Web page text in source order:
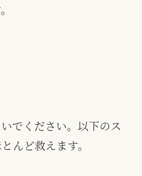
でください。以下のス
んど救えます。